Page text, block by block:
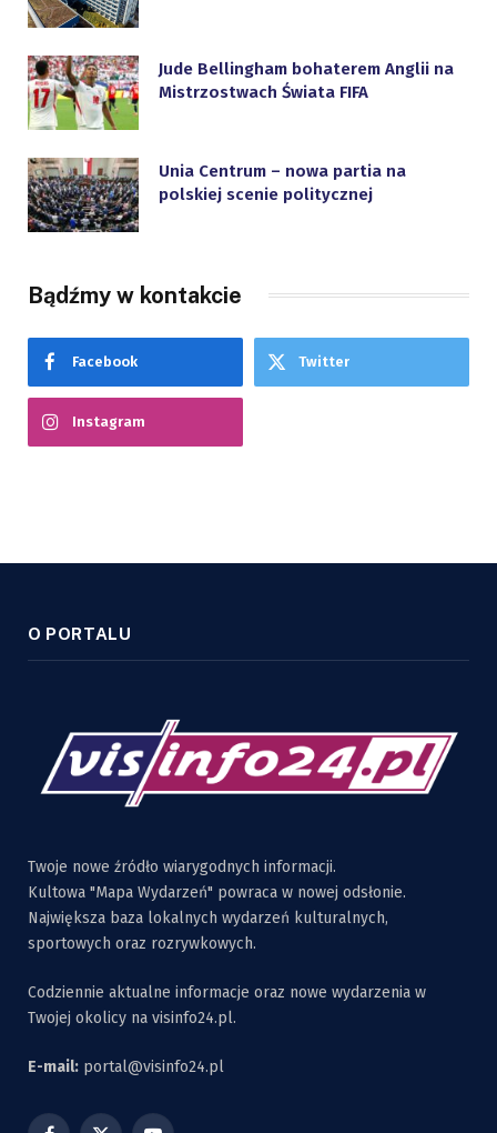
Jude Bellingham bohaterem Anglii na
Mistrzostwach Świata FIFA
Unia Centrum – nowa partia na
polskiej scenie politycznej
Bądźmy w kontakcie
Facebook Twitter
Instagram
O PORTALU
Twoje nowe źródło wiarygodnych informacji.
Kultowa "Mapa Wydarzeń" powraca w nowej odsłonie.
Największa baza lokalnych wydarzeń kulturalnych,
sportowych oraz rozrywkowych.
Codziennie aktualne informacje oraz nowe wydarzenia w
Twojej okolicy na visinfo24.pl.
E-mail: portal@visinfo24.pl